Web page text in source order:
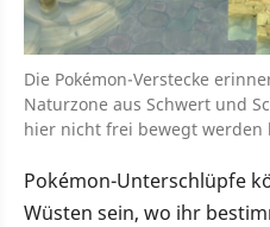
Die Pokémon-Verstecke
Naturzone aus Schwert und
hier nicht frei bewegt werden
Pokémon-Unterschlüpfe
Wüsten sein, wo ihr